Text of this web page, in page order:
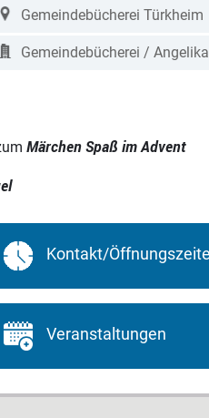
Gemeindebücherei Türkheim
Gemeindebücherei /
Märchen Spaß im Advent
Kontakt/
Veranstaltungen